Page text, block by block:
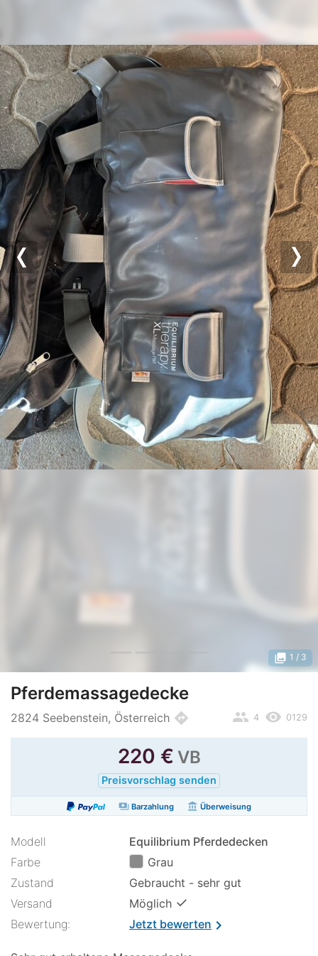
Previous
photo_library 1 / 3
Pferdemassagedecke
2824 Seebenstein, Österreich directions remove_red_eye 0129
people 4
220 € VB
Preisvorschlag senden
paymentsBarzahlung account_balance Überweisung
Modell
Equilibrium Pferdedecken
Farbe
Grau
Zustand
Gebraucht - sehr gut
Versand
Möglich ✓
Bewertung: Jetzt bewertenchevron_right